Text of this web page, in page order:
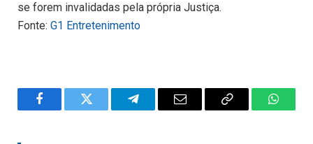
se forem invalidadas pela própria Justiça.
Fonte: G1 Entretenimento
FacebookTwitter TelegramEmail
Copy